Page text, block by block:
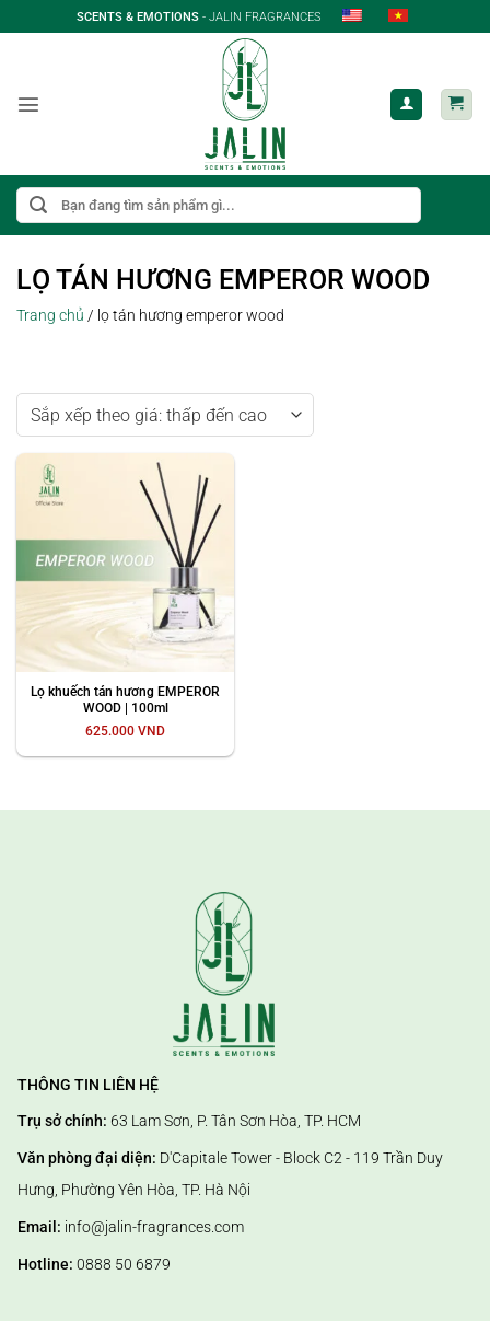
qua
SCENTS & EMOTIONS - JALIN FRAGRANCES
Tìm
kiếm:
LỌ TÁN HƯƠNG EMPEROR WOOD
Trang chủ / lọ tán hương emperor wood
Lọ khuếch tán hương EMPEROR
WOOD | 100ml
625.000 VND
THÔNG TIN LIÊN HỆ
Trụ sở chính: 63 Lam Sơn, P. Tân Sơn Hòa, TP. HCM
Văn phòng đại diện: D'Capitale Tower - Block C2 - 119 Trần Duy
Hưng, Phường Yên Hòa, TP. Hà Nội
Email: info@jalin-fragrances.com
Hotline: 0888 50 6879